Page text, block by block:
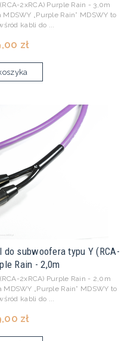
2xRCA) Purple Rain - 3,0m
„Purple Rain” MDSWY to
kabli do ...
zł
do subwoofera typu Y (RCA-
Rain - 2,0m
2xRCA) Purple Rain - 2,0m
„Purple Rain” MDSWY to
kabli do ...
zł